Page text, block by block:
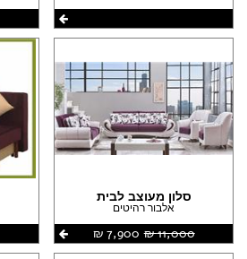
סלון מעוצב לבית
אלבור רהיטים
11,000 ‏₪
7,900 ‏₪